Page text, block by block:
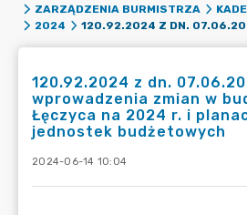
ZARZĄDZENIA BURMISTRZA
2024
120.92.2024 z dn.
wprowadzenia zmian w
Łęczyca na 2024 r. i
jednostek budżetowych
2024-06-14 10:04